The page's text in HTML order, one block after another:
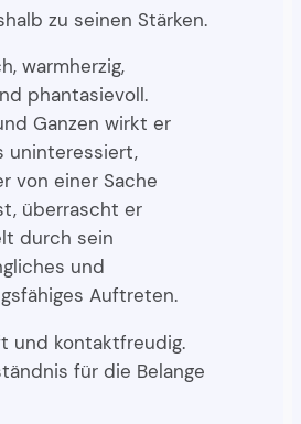
zu seinen Stärken.
warmherzig,
phantasievoll.
Ganzen wirkt er
uninteressiert,
von einer Sache
überrascht er
durch sein
und
Auftreten.
und kontaktfreudig.
für die Belange